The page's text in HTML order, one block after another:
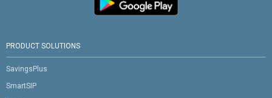
PRODUCT SOLUTIONS
SavingsPlus
SmartSIP